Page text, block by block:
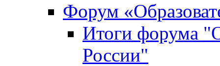
Форум
Итоги форума
России"